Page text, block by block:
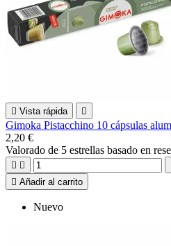
 Vista rápida 
Gimoka Pistacchino 10 cápsulas
2,20 €
Valorado de 5 estrellas basado en
 
 Añadir al carrito
Nuevo